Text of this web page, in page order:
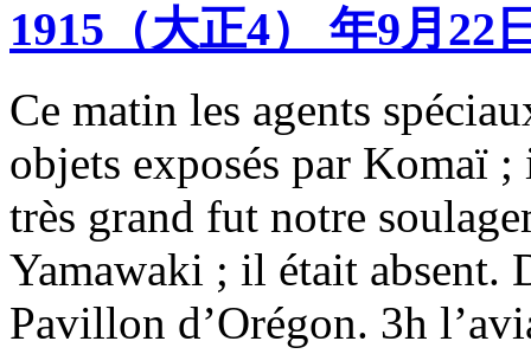
1915（大正4） 年9月22
Ce matin les agents
objets exposés par Komaï
très grand fut notre
Yamawaki ; il était absent.
Pavillon d’Orégon. 3h